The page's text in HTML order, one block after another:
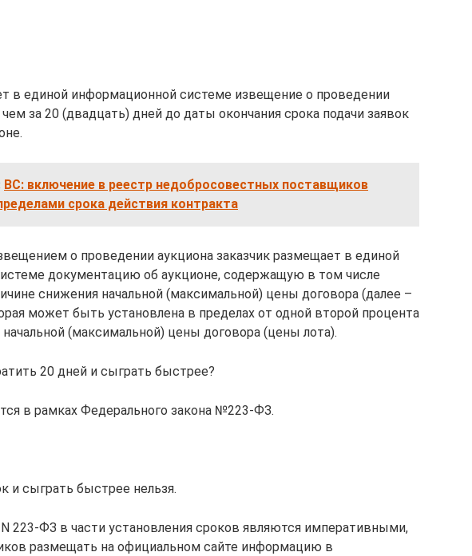
в единой информационной системе извещение о проведении
за 20 (двадцать) дней до даты окончания срока подачи заявок
ВС: включение в реестр недобросовестных поставщиков
срока действия контракта
о проведении аукциона заказчик размещает в единой
документацию об аукционе, содержащую в том числе
снижения начальной (максимальной) цены договора (далее –
может быть установлена в пределах от одной второй процента
(максимальной) цены договора (цены лота).
20 дней и сыграть быстрее?
в рамках Федерального закона №223-ФЗ.
и сыграть быстрее нельзя.
223-ФЗ в части установления сроков являются императивными,
размещать на официальном сайте информацию в